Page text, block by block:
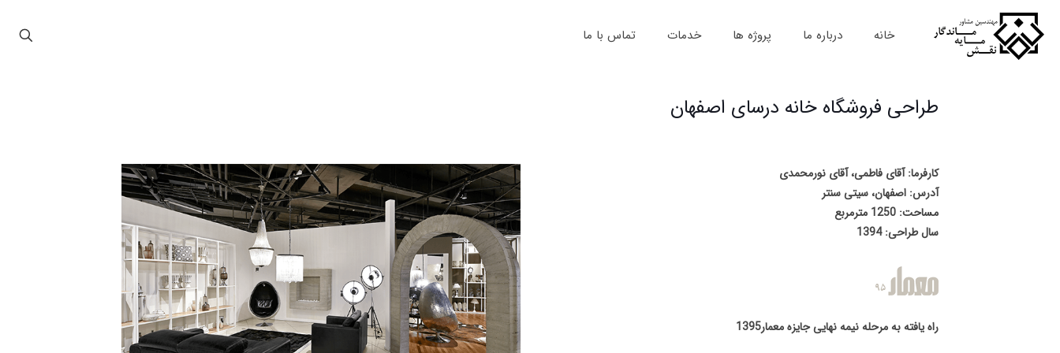
خانه درباره ما پروژه ها خدمات تماس با ما
طراحی فروشگاه خانه درسای اصفهان
کارفرما: آقای فاطمی، آقای نورمحمدی
آدرس: اصفهان، سیتی سنتر
مساحت: 1250 مترمربع
سال طراحی: 1394
راه یافته به مرحله نیمه نهایی جایزه معمار1395